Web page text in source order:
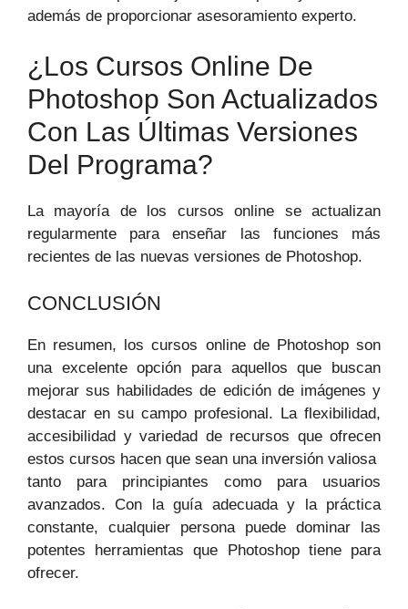
además​ de proporcionar asesoramiento​ experto.
¿Los Cursos Online De
Photoshop Son Actualizados
Con Las Últimas Versiones
Del Programa?
La mayoría de los ‍cursos⁢ online⁣ se ​actualizan
regularmente para enseñar las funciones más‌
recientes ⁢de las⁤ nuevas versiones de Photoshop.
CONCLUSIÓN
En resumen, los cursos online de Photoshop⁣ son
una ‍excelente opción para aquellos que buscan
mejorar sus habilidades de ‍edición de imágenes y
destacar en su campo profesional. La flexibilidad,
accesibilidad⁤ y variedad de recursos que ​ofrecen
estos⁤ cursos hacen que sean una inversión valiosa ​
tanto para principiantes como para usuarios
avanzados. Con la guía adecuada y la práctica
constante, cualquier persona puede dominar las
potentes herramientas⁤ que Photoshop tiene ‌para
ofrecer.